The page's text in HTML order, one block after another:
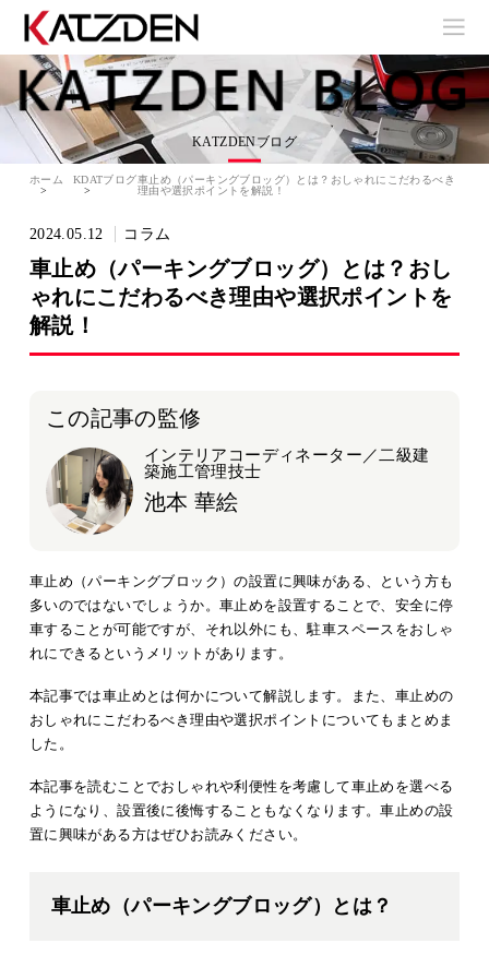
KATZDENブログ
ホーム KDATブログ車止め（パーキングブロッグ）とは？おしゃれにこだわるべき
理由や選択ポイントを解説！
2024.05.12 コラム
車止め（パーキングブロッグ）とは？おし
ゃれにこだわるべき理由や選択ポイントを
解説！
この記事の監修
インテリアコーディネーター／二級建
築施工管理技士
池本 華絵
車止め（パーキングブロック）の設置に興味がある、という方も
多いのではないでしょうか。車止めを設置することで、安全に停
車することが可能ですが、それ以外にも、駐車スペースをおしゃ
れにできるというメリットがあります。
本記事では車止めとは何かについて解説します。また、車止めの
おしゃれにこだわるべき理由や選択ポイントについてもまとめま
した。
本記事を読むことでおしゃれや利便性を考慮して車止めを選べる
ようになり、設置後に後悔することもなくなります。車止めの設
置に興味がある方はぜひお読みください。
車止め（パーキングブロッグ）とは？